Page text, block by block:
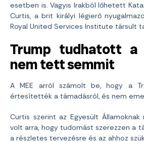
esetben is. Vagyis Irakból lőhetett
Curtis, a brit királyi légierő
Royal United Services Institute társult
Trump tudhatott
nem tett semmit
A MEE arról számolt be, hogy a
értesítették a támadásról, és nem
Curtis szerint az Egyesült
volt arra, hogy tudomást szerezzen a
a részletes tervezésre és az ahhoz